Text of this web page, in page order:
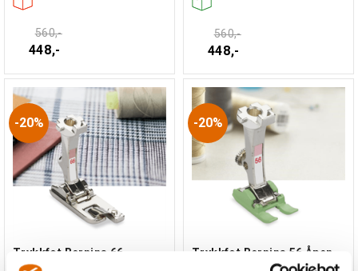
560,-
448,-
560,-
448,-
20%
Trykkfot Bernina 66
20%
Trykkfot Bernina 56 Åpen